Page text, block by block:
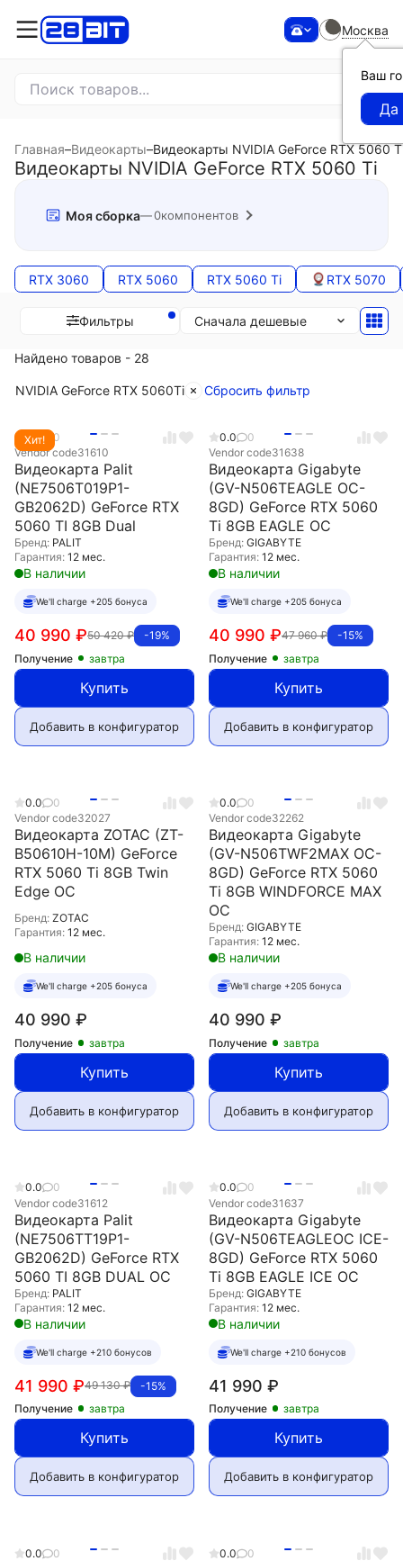
Москва
Ваш
Главная–Видеокарты–Видеокарты NVIDIA GeForce RTX 5060
Видеокарты NVIDIA GeForce RTX 5060 Ti
Моя сборка 0компонентов
RTX 3060 RTX 5060 RTX 5060 Ti RTX 5070
Сначала дешевые
Фильтры
Найдено товаров - 28
NVIDIA GeForce RTX 5060Ti Сбросить фильтр
Хит!
0.0
0
Vendor code31610
Видеокарта Palit
(NE7506T019P1-
GB2062D) GeForce RTX
5060 TI 8GB Dual
Бренд: PALIT
Гарантия: 12 мес.
В наличии
We'll charge +205 бонуса
-19%
50 420₽
40 990 ₽
Получение завтра
Купить
Добавить в конфигуратор
0.0
0
Vendor code31638
Видеокарта Gigabyte
(GV-N506TEAGLE OC-
8GD) GeForce RTX 5060
Ti 8GB EAGLE OC
Бренд: GIGABYTE
Гарантия: 12 мес.
В наличии
We'll charge +205 бонуса
-15%
47 960₽
40 990 ₽
Получение завтра
Купить
Добавить в конфигуратор
0.0
0
Vendor code32027
Видеокарта ZOTAC (ZT-
B50610H-10M) GeForce
RTX 5060 Ti 8GB Twin
Edge OC
Бренд: ZOTAC
Гарантия: 12 мес.
В наличии
We'll charge +205 бонуса
40 990 ₽
Получение завтра
Купить
Добавить в конфигуратор
0.0
0
Vendor code32262
Видеокарта Gigabyte
(GV-N506TWF2MAX OC-
8GD) GeForce RTX 5060
Ti 8GB WINDFORCE MAX
OC
Бренд: GIGABYTE
Гарантия: 12 мес.
В наличии
We'll charge +205 бонуса
40 990 ₽
Получение завтра
Купить
Добавить в конфигуратор
0.0
0
Vendor code31612
Видеокарта Palit
(NE7506TT19P1-
GB2062D) GeForce RTX
5060 TI 8GB DUAL OC
Бренд: PALIT
Гарантия: 12 мес.
В наличии
We'll charge +210 бонусов
-15%
49 130₽
41 990 ₽
Получение завтра
Купить
Добавить в конфигуратор
0.0
0
Vendor code31637
Видеокарта Gigabyte
(GV-N506TEAGLEOC ICE-
8GD) GeForce RTX 5060
Ti 8GB EAGLE ICE OC
Бренд: GIGABYTE
Гарантия: 12 мес.
В наличии
We'll charge +210 бонусов
41 990 ₽
Получение завтра
Купить
Добавить в конфигуратор
0.0
0
0.0
0